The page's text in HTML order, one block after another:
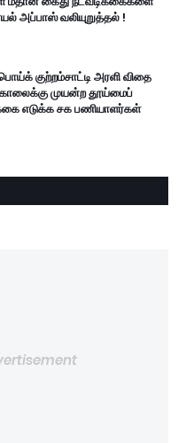
அப்பாஸ் வலியுறுத்தல் !
குற்றம்சாட்டி அரளி விதை
முயன்ற தூய்மைப்
எடுக்க சக பணியாளர்கள்